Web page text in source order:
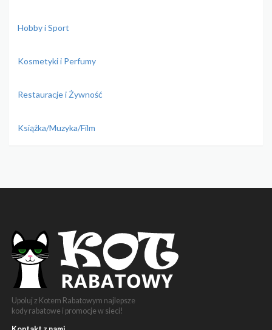
Hobby i Sport
Kosmetyki i Perfumy
Restauracje i Żywność
Książka/Muzyka/Film
Upoluj z Kotem Rabatowym najlepsze
kody rabatowe i promocje w sieci!